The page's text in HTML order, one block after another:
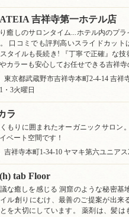
吉祥寺第一ホテル店
癒しのサロンタイム...ホテル内のプ
口コミでも評判高いスライドカッ
タイルも長続き! 『丁寧で正確』な
カラーも安心してお任せできる吉祥
東京都武蔵野市吉祥寺本町2-4-14 吉祥
・3火曜日
ラ
もりに囲まれたオーガニックサロン
ベート空間です！
吉祥寺本町1-34-10 ヤマキ第六ユニアス
tab Floor
な癒しを感じる 洞窟のような秘密基
ル創りにむけ、最善のご提案が出来
とを大切にしています。 薬剤は、髪